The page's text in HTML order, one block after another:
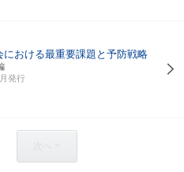
における最重要課題と予防戦略
発行